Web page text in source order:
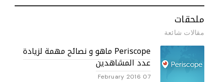
ملحقات
مقالات شائعة
Periscope ماهو و نصائح مهمة لزيادة
عدد المشاهدين
07 February 2016